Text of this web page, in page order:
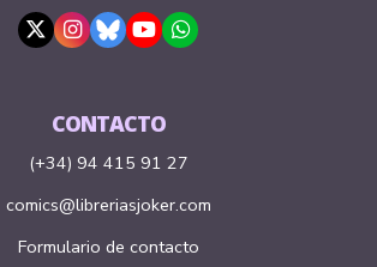
CONTACTO
(+34) 94 415 91 27
comics@libreriasjoker.com
Formulario de contacto